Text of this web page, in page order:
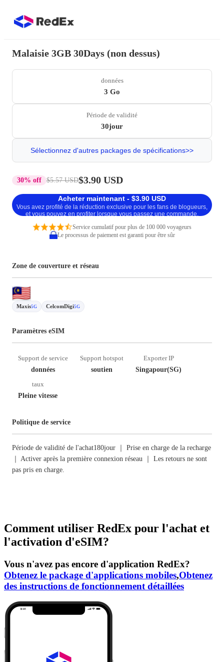
Malaisie 3GB 30Days (non dessus)
données
3 Go
Période de validité
30jour
Sélectionnez d'autres packages de spécifications>>
30% off $5.57 USD$3.90 USD
Acheter maintenant - $3.90 USD
Vous avez profité de la réduction exclusive pour les fans de blogueurs,
et vous pouvez en profiter lorsque vous passez une commande.
Service cumulatif pour plus de 100 000 voyageurs
Le processus de paiement est garanti pour être sûr
Zone de couverture et réseau
Maxis5G CelcomDigi5G
Paramètres eSIM
Support de service
données
Support hotspot
soutien
Exporter IP
Singapour(SG)
taux
Pleine vitesse
Politique de service
Période de validité de l'achat180jour ｜ Prise en charge de la recharge
｜ Activer après la première connexion réseau ｜ Les retours ne sont
pas pris en charge.
Comment utiliser RedEx pour l'achat et
l'activation d'eSIM?
Vous n'avez pas encore d'application RedEx?
Obtenez le package d'applications mobiles,Obtenez
des instructions de fonctionnement détaillées